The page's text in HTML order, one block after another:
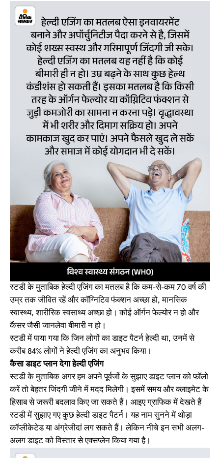
स्टडी के मुताबिक हेल्दी एजिंग का मतलब है कि कम-से-कम 70 वर्ष की
उम्र तक जीवित रहें और कॉग्निटिव फंक्शन अच्छा हो, मानसिक
स्वास्थ्य, शारीरिक स्वसाथ्य अच्छा हो। कोई ऑर्गन फेल्योर न हो और
कैंसर जैसी जानलेवा बीमारी न हो।
स्टडी में पाया गया कि जिन लोगों का डाइट पैटर्न हेल्दी था, उनमें से
करीब 84% लोगों ने हेल्दी एजिंग का अनुभव किया।
कैसा डाइट प्लान देगा हेल्दी एजिंग
स्टडी के मुताबिक अगर हम अपने पूर्वजों के सुझाए डाइट प्लान को फॉलो
करें तो बेहतर जिंदगी जीने में मदद मिलेगी। इसमें समय और क्लाइमेट के
हिसाब से जरूरी बदलाव किए जा सकते हैं। आइए ग्राफिक में देखते हैं
स्टडी में सुझाए गए कुछ हेल्दी डाइट पैटर्न। यह नाम सुनने में थोड़ा
कॉप्लीकेटेड या अंग्रेजीदां लग सकते हैं। लेकिन नीचे इन सभी अलग-
अलग डाइट को विस्तार से एक्सप्लेन किया गया है।